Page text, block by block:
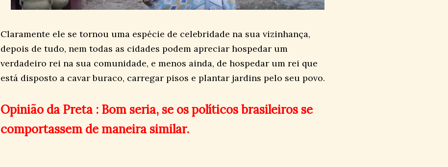
Claramente ele se tornou uma espécie de celebridade na sua vizinhança,
depois de tudo, nem todas as cidades podem apreciar hospedar um
verdadeiro rei na sua comunidade, e menos ainda, de hospedar um rei que
está disposto a cavar buraco, carregar pisos e plantar jardins pelo seu povo.
Opinião da Preta : Bom seria, se os políticos brasileiros se
comportassem de maneira similar.